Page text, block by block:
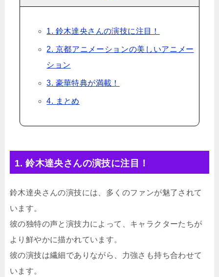
1. 鈴木達央さんの演技に注目！
2. 京都アニメーションの美しいアニメー
ション
3. 豪華特典が満載！
4. まとめ
1. 鈴木達央さんの演技に注目！
鈴木達央さんの演技には、多くのファンが魅了されて
います。
彼の独特の声と演技力によって、キャラクターたちが
より鮮やかに描かれています。
彼の演技は繊細でありながら、力強さも持ち合わせて
います。